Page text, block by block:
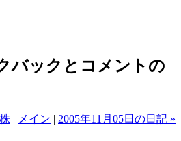
バックとコメントの
| メイン | 2005年11月05日の日記 »